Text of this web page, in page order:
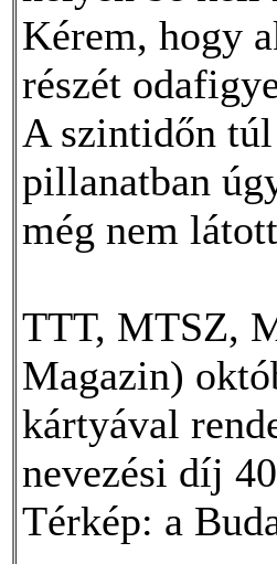
Kérem, hogy
részét
A szintidőn
pillanatban
még nem
TTT, MTSZ,
Magazin)
kártyával
nevezési díj
Térkép: a